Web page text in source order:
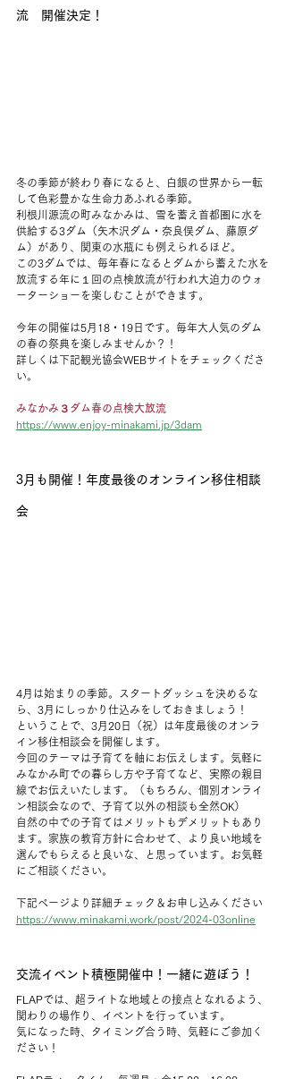
流　開催決定！
冬の季節が終わり春になると、白銀の世界から一転
して色彩豊かな生命力あふれる季節。
利根川源流の町みなかみは、雪を蓄え首都圏に水を
供給する3ダム（矢木沢ダム・奈良俣ダム、藤原ダ
ム）があり、関東の水瓶にも例えられるほど。
この3ダムでは、毎年春になるとダムから蓄えた水を
放流する年に１回の点検放流が行われ大迫力のウォ
ーターショーを楽しむことができます。
今年の開催は5月18・19日です。毎年大人気のダム
の春の祭典を楽しみませんか？！
詳しくは下記観光協会WEBサイトをチェックくださ
い。
みなかみ３ダム春の点検大放流
https://www.enjoy-minakami.jp/3dam
3月も開催！年度最後のオンライン移住相談
会
4月は始まりの季節。スタートダッシュを決めるな
ら、3月にしっかり仕込みをしておきましょう！
ということで、3月20日（祝）は年度最後のオンラ
イン移住相談会を開催します。
今回のテーマは子育てを軸にお伝えします。気軽に
みなかみ町での暮らし方や子育てなど、実際の親目
線でお伝えいたします。（もちろん、個別オンライ
ン相談会なので、子育て以外の相談も全然OK）
自然の中での子育てはメリットもデメリットもあり
ます。家族の教育方針に合わせて、より良い地域を
選んでもらえると良いな、と思っています。お気軽
にご相談ください。
下記ページより詳細チェック＆お申し込みください
https://www.minakami.work/post/2024-03online
交流イベント積極開催中！一緒に遊ぼう！
FLAPでは、超ライトな地域との接点となれるよう、
関わりの場作り、イベントを行っています。
気になった時、タイミング合う時、気軽にご参加く
ださい！